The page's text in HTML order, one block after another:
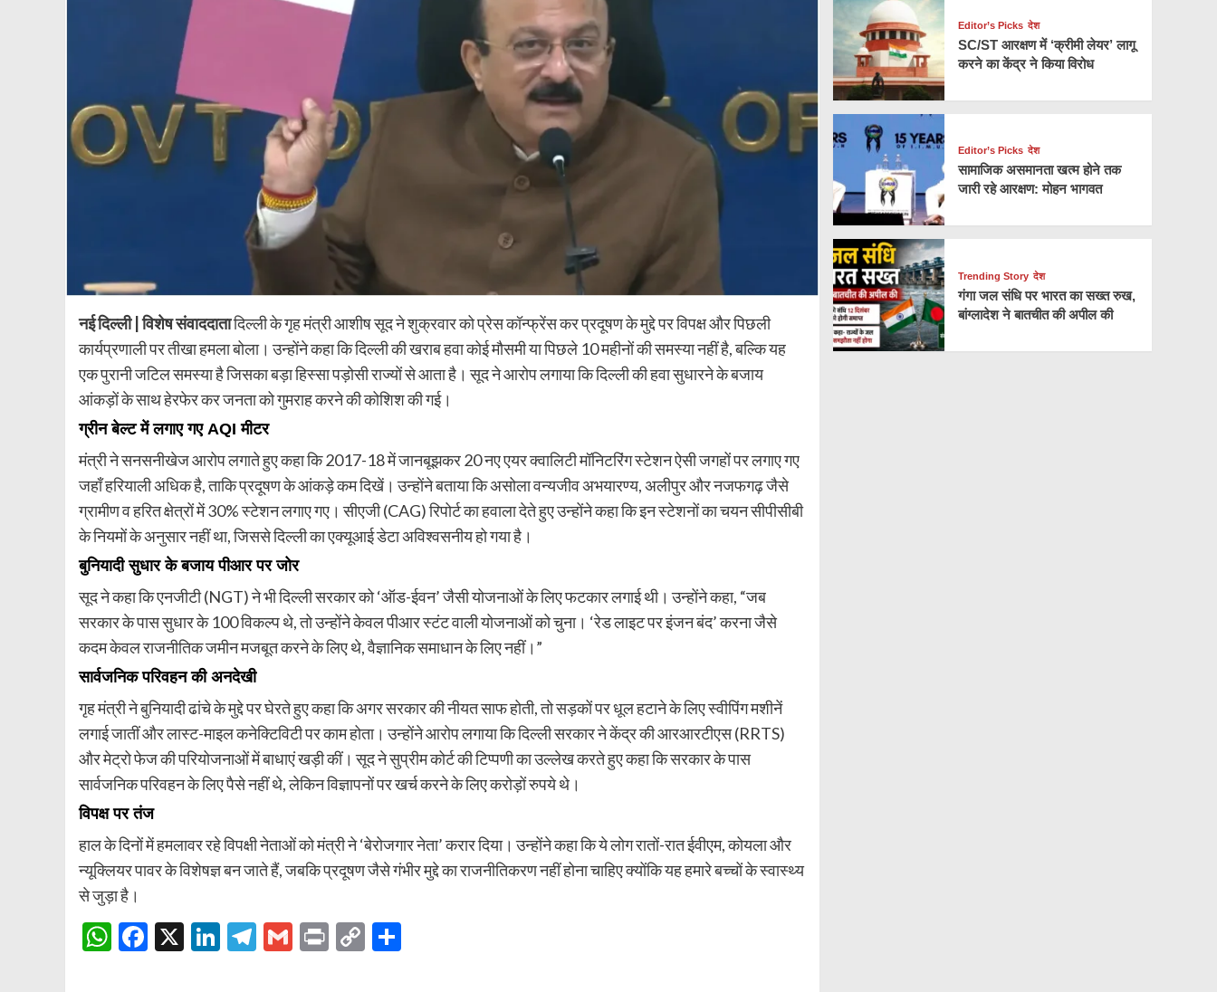
नई दिल्ली | विशेष संवाददातादिल्ली के गृह मंत्री आशीष सूद ने शुक्रवार को प्रेस कॉन्फ्रेंस कर प्रदूषण के मुद्दे पर विपक्ष और पिछली
कार्यप्रणाली पर तीखा हमला बोला। उन्होंने कहा कि दिल्ली की खराब हवा कोई मौसमी या पिछले 10 महीनों की समस्या नहीं है, बल्कि यह
एक पुरानी जटिल समस्या है जिसका बड़ा हिस्सा पड़ोसी राज्यों से आता है। सूद ने आरोप लगाया कि दिल्ली की हवा सुधारने के बजाय
आंकड़ों के साथ हेरफेर कर जनता को गुमराह करने की कोशिश की गई।
ग्रीन बेल्ट में लगाए गए AQI मीटर
मंत्री ने सनसनीखेज आरोप लगाते हुए कहा कि 2017-18 में जानबूझकर 20 नए एयर क्वालिटी मॉनिटरिंग स्टेशन ऐसी जगहों पर लगाए गए
जहाँ हरियाली अधिक है, ताकि प्रदूषण के आंकड़े कम दिखें। उन्होंने बताया कि असोला वन्यजीव अभयारण्य, अलीपुर और नजफगढ़ जैसे
ग्रामीण व हरित क्षेत्रों में 30% स्टेशन लगाए गए। सीएजी (CAG) रिपोर्ट का हवाला देते हुए उन्होंने कहा कि इन स्टेशनों का चयन सीपीसीबी
के नियमों के अनुसार नहीं था, जिससे दिल्ली का एक्यूआई डेटा अविश्वसनीय हो गया है।
बुनियादी सुधार के बजाय पीआर पर जोर
सूद ने कहा कि एनजीटी (NGT) ने भी दिल्ली सरकार को ‘ऑड-ईवन’ जैसी योजनाओं के लिए फटकार लगाई थी। उन्होंने कहा, “जब
सरकार के पास सुधार के 100 विकल्प थे, तो उन्होंने केवल पीआर स्टंट वाली योजनाओं को चुना। ‘रेड लाइट पर इंजन बंद’ करना जैसे
कदम केवल राजनीतिक जमीन मजबूत करने के लिए थे, वैज्ञानिक समाधान के लिए नहीं।”
सार्वजनिक परिवहन की अनदेखी
गृह मंत्री ने बुनियादी ढांचे के मुद्दे पर घेरते हुए कहा कि अगर सरकार की नीयत साफ होती, तो सड़कों पर धूल हटाने के लिए स्वीपिंग मशीनें
लगाई जातीं और लास्ट-माइल कनेक्टिविटी पर काम होता। उन्होंने आरोप लगाया कि दिल्ली सरकार ने केंद्र की आरआरटीएस (RRTS)
और मेट्रो फेज की परियोजनाओं में बाधाएं खड़ी कीं। सूद ने सुप्रीम कोर्ट की टिप्पणी का उल्लेख करते हुए कहा कि सरकार के पास
सार्वजनिक परिवहन के लिए पैसे नहीं थे, लेकिन विज्ञापनों पर खर्च करने के लिए करोड़ों रुपये थे।
विपक्ष पर तंज
हाल के दिनों में हमलावर रहे विपक्षी नेताओं को मंत्री ने ‘बेरोजगार नेता’ करार दिया। उन्होंने कहा कि ये लोग रातों-रात ईवीएम, कोयला और
न्यूक्लियर पावर के विशेषज्ञ बन जाते हैं, जबकि प्रदूषण जैसे गंभीर मुद्दे का राजनीतिकरण नहीं होना चाहिए क्योंकि यह हमारे बच्चों के स्वास्थ्य
से जुड़ा है।
WhatsApp
Facebook
X LinkedIn
Telegram
GmailPrintCopy
Editor’s Picks देश
SC/ST आरक्षण में ‘क्रीमी लेयर’ लागू
करने का केंद्र ने किया विरोध
Editor’s Picks देश
सामाजिक असमानता खत्म होने तक
जारी रहे आरक्षण: मोहन भागवत
Trending Story देश
गंगा जल संधि पर भारत का सख्त रुख,
बांग्लादेश ने बातचीत की अपील की